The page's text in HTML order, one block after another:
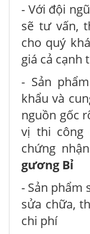
- Với đội
sẽ tư vấn,
cho quý
giá cả cạnh
- Sản
khẩu và
nguồn gốc
vị thi công
chứng
gương Bỉ
- Sản phẩm
sửa chữa,
chi phí